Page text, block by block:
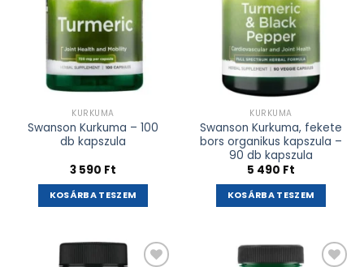
KURKUMA
Swanson Kurkuma – 100
db kapszula
3 590 Ft
KOSÁRBA TESZEM
KURKUMA
Swanson Kurkuma, fekete
bors organikus kapszula –
90 db kapszula
5 490 Ft
KOSÁRBA TESZEM